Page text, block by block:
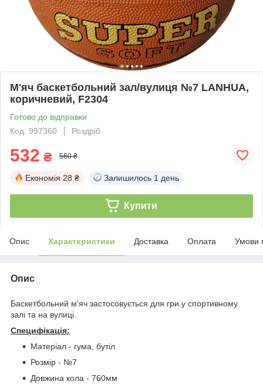
М'яч баскетбольний зал/вулиця №7 LANHUA,
коричневий, F2304
Готово до відправки
Код: 997360
Роздріб
532 ₴ 560 ₴
Економія 28 ₴ Залишилось 1 день
Купити
Опис Характеристики Доставка Оплата Умови
Опис
Баскетбольний м'яч застосовується для гри у спортивному
залі та на вулиці.
Специфікація:
Матеріал - гума, бутіл
Розмір - №7
Довжина кола - 760мм